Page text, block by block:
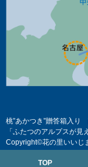
桃”あかつき”贈答箱入り
「ふたつのアルプスが見
Copyright©花の里いいじ
TOP